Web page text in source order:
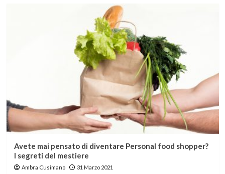
Avete mai pensato di diventare Personal food shopper?
I segreti del mestiere
Ambra Cusimano 31 Marzo 2021